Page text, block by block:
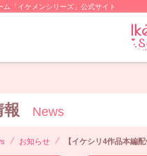
「イケメンシリーズ」公式サイト
報 News
お知らせ 【イケシリ4作品本編